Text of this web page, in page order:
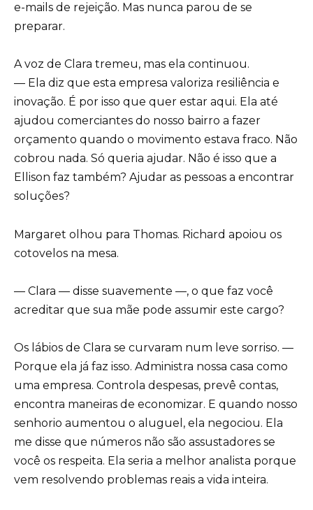
e-mails de rejeição. Mas nunca parou de se
preparar.
A voz de Clara tremeu, mas ela continuou.
— Ela diz que esta empresa valoriza resiliência e
inovação. É por isso que quer estar aqui. Ela até
ajudou comerciantes do nosso bairro a fazer
orçamento quando o movimento estava fraco. Não
cobrou nada. Só queria ajudar. Não é isso que a
Ellison faz também? Ajudar as pessoas a encontrar
soluções?
Margaret olhou para Thomas. Richard apoiou os
cotovelos na mesa.
— Clara — disse suavemente —, o que faz você
acreditar que sua mãe pode assumir este cargo?
Os lábios de Clara se curvaram num leve sorriso. —
Porque ela já faz isso. Administra nossa casa como
uma empresa. Controla despesas, prevê contas,
encontra maneiras de economizar. E quando nosso
senhorio aumentou o aluguel, ela negociou. Ela
me disse que números não são assustadores se
você os respeita. Ela seria a melhor analista porque
vem resolvendo problemas reais a vida inteira.